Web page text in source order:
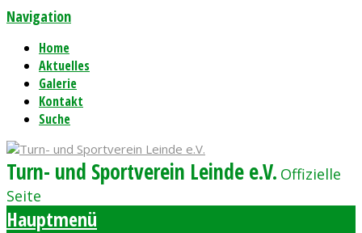
Navigation
Home
Aktuelles
Galerie
Kontakt
Suche
Turn- und Sportverein Leinde e.V. Offizielle
Seite
Hauptmenü